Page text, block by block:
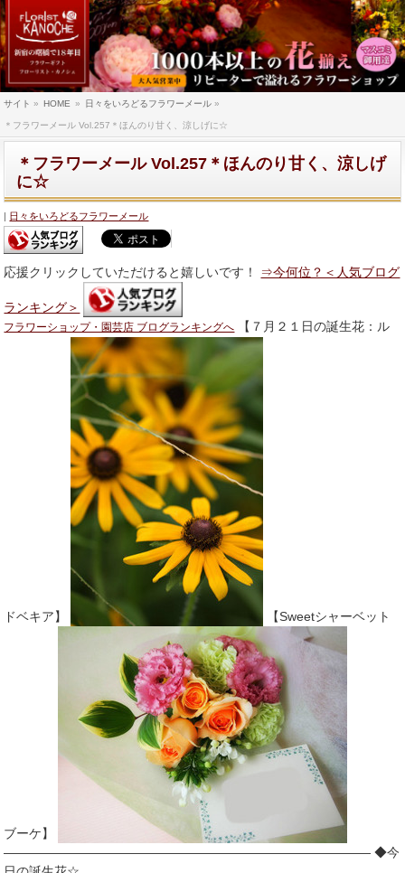
サイト » HOME » 日々をいろどるフラワーメール »
＊フラワーメール Vol.257＊ほんのり甘く、涼しげに☆
＊フラワーメール Vol.257＊ほんのり甘く、涼しげ
に☆
日々をいろどるフラワーメール
応援クリックしていただけると嬉しいです！ ⇒今何位？＜人気ブログ
ランキング＞
フラワーショップ・園芸店 ブログランキングへ 【７月２１日の誕生花：ル
ドベキア】 【Sweetシャーベット
ブーケ】
――――――――――――――――――――――――――――― ◆今